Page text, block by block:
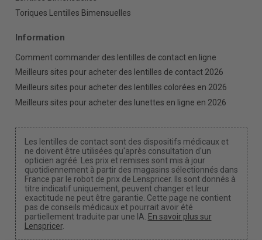
Toriques Lentilles Bimensuelles
Information
Comment commander des lentilles de contact en ligne
Meilleurs sites pour acheter des lentilles de contact 2026
Meilleurs sites pour acheter des lentilles colorées en 2026
Meilleurs sites pour acheter des lunettes en ligne en 2026
Les lentilles de contact sont des dispositifs médicaux et
ne doivent être utilisées qu'après consultation d'un
opticien agréé. Les prix et remises sont mis à jour
quotidiennement à partir des magasins sélectionnés dans
France par le robot de prix de Lenspricer. Ils sont donnés à
titre indicatif uniquement, peuvent changer et leur
exactitude ne peut être garantie. Cette page ne contient
pas de conseils médicaux et pourrait avoir été
partiellement traduite par une IA. En savoir plus sur
Lenspricer.